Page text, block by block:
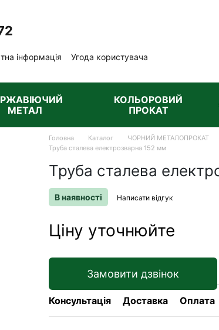
інформація
Угода користувача
МЕТАЛ
КОЛЬОРОВИЙ
ПРОКАТ
Головна Каталог ЧОРНИЙ МЕТАЛОПРОКАТ
Труба сталева електрозварна 152 мм
Труба сталева
В наявності Написати відгук
Ціну уточнюйте
Замовити дзвінок
Консультація Доставка Оплата